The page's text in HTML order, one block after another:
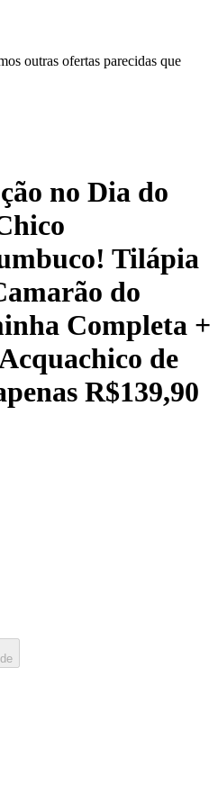
outras ofertas parecidas que
no Dia do
Tilápia
do
Completa +
de
R$139,90